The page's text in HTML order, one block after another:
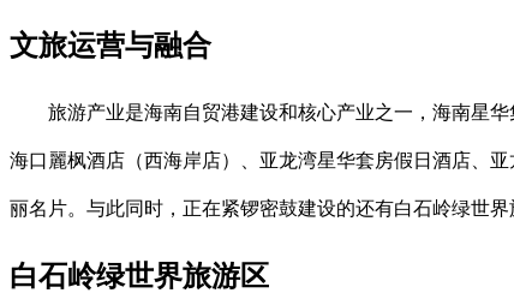
文旅运营与融合
旅游产业是海南自贸港建设和核心产业之一，海南星
海口麗枫酒店（西海岸店）、亚龙湾星华套房假日酒店、
丽名片。与此同时，正在紧锣密鼓建设的还有白石岭绿世
白石岭绿世界旅游区